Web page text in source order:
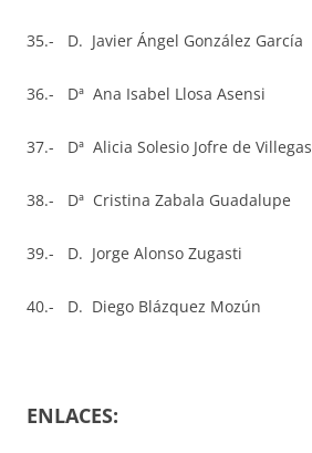
35.- D. Javier Ángel González García
36.- Dª Ana Isabel Llosa Asensi
37.- Dª Alicia Solesio Jofre de Villegas
38.- Dª Cristina Zabala Guadalupe
39.- D. Jorge Alonso Zugasti
40.- D. Diego Blázquez Mozún
ENLACES: